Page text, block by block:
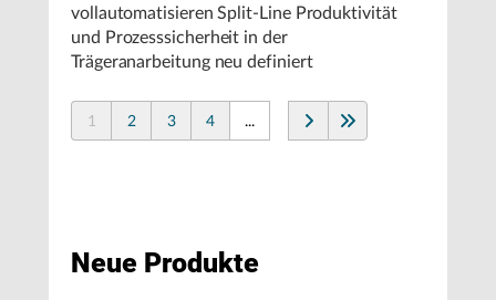
vollautomatisieren Split-Line Produktivität
und Prozesssicherheit in der
Trägeranarbeitung neu definiert
1 2 3 4 ...
Neue Produkte